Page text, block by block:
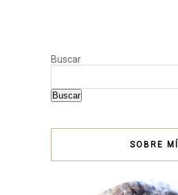
Buscar
Buscar
SOBRE MÍ